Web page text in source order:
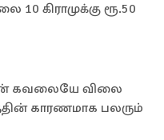
கிராமுக்கு ரூ.50
கவலையே விலை
காரணமாக பலரும்